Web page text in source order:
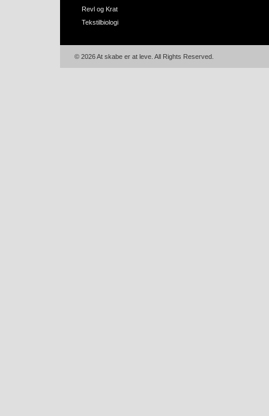
Revl og Krat
Tekstilbiologi
© 2026 At skabe er at leve. All Rights Reserved.